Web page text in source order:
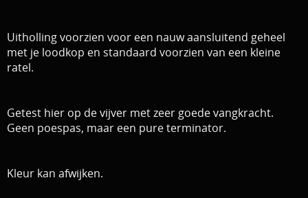
Uitholling voorzien voor een nauw aansluitend geheel
met je loodkop en standaard voorzien van een kleine
ratel.
Getest hier op de vijver met zeer goede vangkracht.
Geen poespas, maar een pure terminator.
Kleur kan afwijken.